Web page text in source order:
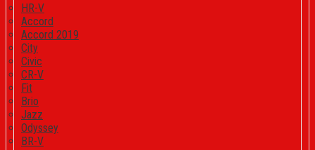
HR-V
Accord
Accord 2019
City
Civic
CR-V
Fit
Brio
Jazz
Odyssey
BR-V